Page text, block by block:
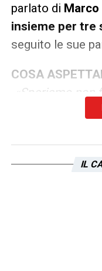
parlato di Marco
insieme per tre
seguito le sue
COSA
«Speriamo
ho vinto un
segnò 5-6 gol,
visto che eraIL